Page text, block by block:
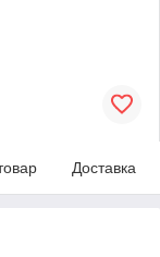
Доставка